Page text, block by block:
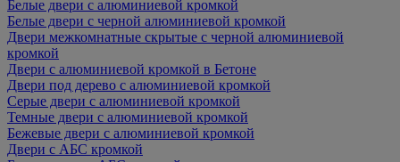
Белые двери с алюминиевой кромкой
Белые двери с черной алюминиевой кромкой
Двери межкомнатные скрытые с черной алюминиевой
кромкой
Двери с алюминиевой кромкой в Бетоне
Двери под дерево с алюминиевой кромкой
Серые двери с алюминиевой кромкой
Темные двери с алюминиевой кромкой
Бежевые двери с алюминиевой кромкой
Двери с АБС кромкой